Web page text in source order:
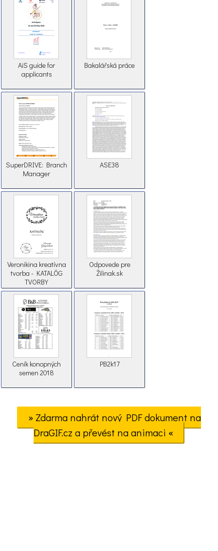
AiS guide for
applicants
Bakalářská práce
SuperDRIVE: Branch
Manager
ASE38
Veronikina kreatívna
tvorba - KATALÓG
TVORBY
Odpovede pre
Žilinak.sk
Ceník konopných
semen 2018
PB2k17
» Zdarma nahrát nový PDF dokument na
DraGIF.cz a převést na animaci «